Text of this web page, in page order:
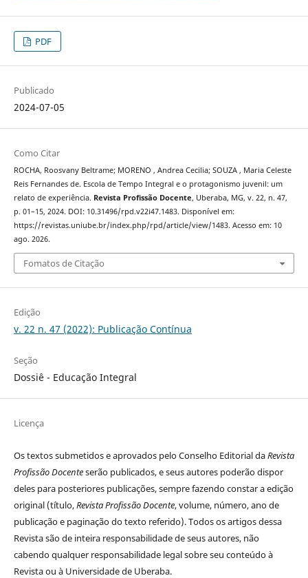
PDF
Publicado
2024-07-05
Como Citar
ROCHA, Roosvany Beltrame; MORENO , Andrea Cecilia; SOUZA , Maria Celeste
Reis Fernandes de. Escola de Tempo Integral e o protagonismo juvenil: um
relato de experiência. Revista Profissão Docente, Uberaba, MG, v. 22, n. 47,
p. 01–15, 2024. DOI: 10.31496/rpd.v22i47.1483. Disponível em:
https://revistas.uniube.br/index.php/rpd/article/view/1483. Acesso em: 10
ago. 2026.
Fomatos de Citação
Edição
v. 22 n. 47 (2022): Publicação Contínua
Seção
Dossiê - Educação Integral
Licença
Os textos submetidos e aprovados pelo Conselho Editorial daRevista
Profissão Docenteserão publicados, e seus autores poderão dispor
deles para posteriores publicações, sempre fazendo constar a edição
original (título,Revista Profissão Docente, volume, número, ano de
publicação e paginação do texto referido). Todos os artigos dessa
Revista são de inteira responsabilidade de seus autores, não
cabendo qualquer responsabilidade legal sobre seu conteúdo à
Revista ou à Universidade de Uberaba.